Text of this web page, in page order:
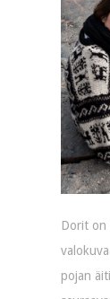
Dorit on
pojan